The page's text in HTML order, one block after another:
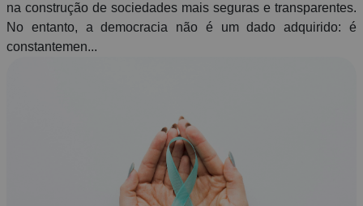
na construção de sociedades mais seguras e transparentes.
No entanto, a democracia não é um dado adquirido: é
constantemen...